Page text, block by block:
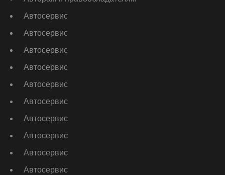
Автосервис
Автосервис
Автосервис
Автосервис
Автосервис
Автосервис
Автосервис
Автосервис
Автосервис
Автосервис